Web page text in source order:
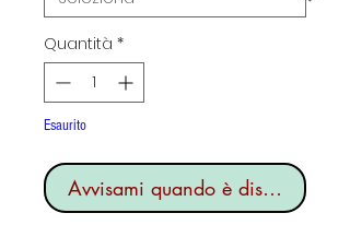
Quantità *
Esaurito
Avvisami quando è disponibile